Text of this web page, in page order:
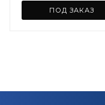
ПОД ЗАКАЗ